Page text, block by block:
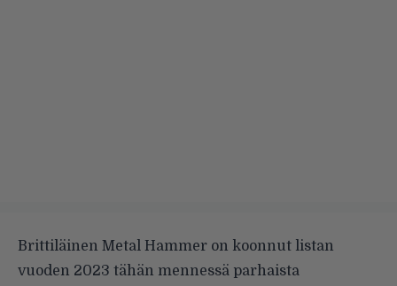
Brittiläinen Metal Hammer on koonnut listan
vuoden 2023 tähän mennessä parhaista